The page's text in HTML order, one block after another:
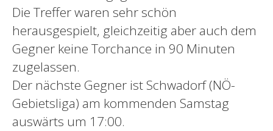
Die Treffer waren sehr schön
herausgespielt, gleichzeitig aber auch dem
Gegner keine Torchance in 90 Minuten
zugelassen.
Der nächste Gegner ist Schwadorf (NÖ-
Gebietsliga) am kommenden Samstag
auswärts um 17:00.